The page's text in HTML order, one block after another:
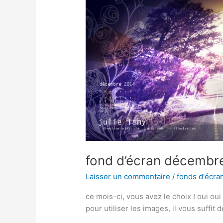
fond d’écran
Laisser un commentaire /fonds
ce mois-ci, vous avez le choix ! oui
pour utiliser les images, il vous suffit